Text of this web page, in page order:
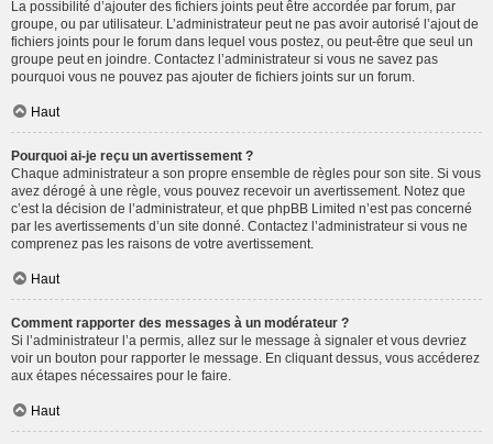
La possibilité d’ajouter des fichiers joints peut être accordée par forum, par
groupe, ou par utilisateur. L’administrateur peut ne pas avoir autorisé l’ajout de
fichiers joints pour le forum dans lequel vous postez, ou peut-être que seul un
groupe peut en joindre. Contactez l’administrateur si vous ne savez pas
pourquoi vous ne pouvez pas ajouter de fichiers joints sur un forum.
Haut
Pourquoi ai-je reçu un avertissement ?
Chaque administrateur a son propre ensemble de règles pour son site. Si vous
avez dérogé à une règle, vous pouvez recevoir un avertissement. Notez que
c’est la décision de l’administrateur, et que phpBB Limited n’est pas concerné
par les avertissements d’un site donné. Contactez l’administrateur si vous ne
comprenez pas les raisons de votre avertissement.
Haut
Comment rapporter des messages à un modérateur ?
Si l’administrateur l’a permis, allez sur le message à signaler et vous devriez
voir un bouton pour rapporter le message. En cliquant dessus, vous accéderez
aux étapes nécessaires pour le faire.
Haut